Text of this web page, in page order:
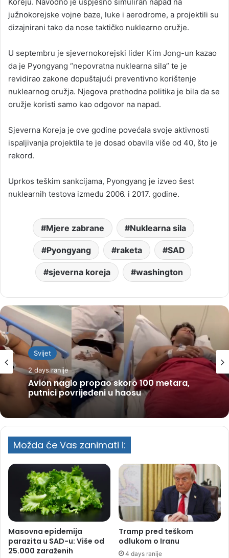
južnokorejske vojne baze, luke i aerodrome, a projektili su
dizajnirani tako da nose taktičko nuklearno oružje.
U septembru je sjevernokorejski lider Kim Jong-un kazao
da je Pyongyang “nepovratna nuklearna sila” te je
revidirao zakone dopuštajući preventivno korištenje
nuklearnog oružja. Njegova prethodna politika je bila da se
oružje koristi samo kao odgovor na napad.
Sjeverna Koreja je ove godine povećala svoje aktivnosti
ispaljivanja projektila te je dosad obavila više od 40, što je
rekord.
Uprkos teškim sankcijama, Pyongyang je izveo šest
nuklearnih testova između 2006. i 2017. godine.
Mjere zabrane Nuklearna sila
Pyongyang raketa SAD
sjeverna koreja washington
Svijet
2 days ranije
Avion naglo propao skoro 100 metara,
putnici povrijeđeni u haosu
Možda će Vas zanimati i:
Masovna epidemija
parazita u SAD-u: Više od
25.000 zaraženih
Tramp pred teškom
odlukom o Iranu
4 days ranije